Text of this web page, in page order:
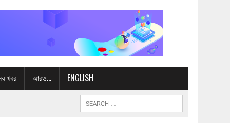
খবর আরও… ENGLISH